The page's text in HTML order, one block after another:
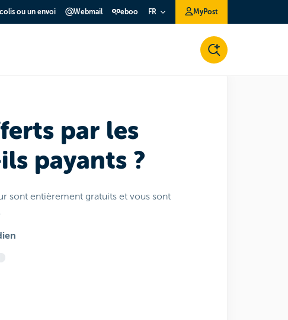
ou un envoi Webmail eboo FR MyPost
par les
payants ?
sont entièrement gratuits et vous sont